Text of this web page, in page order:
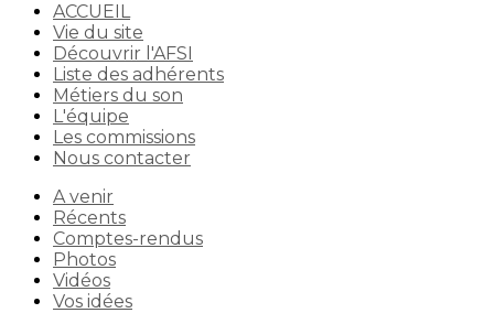
ACCUEIL
Vie du site
Découvrir l'AFSI
Liste des adhérents
Métiers du son
L'équipe
Les commissions
Nous contacter
A venir
Récents
Comptes-rendus
Photos
Vidéos
Vos idées